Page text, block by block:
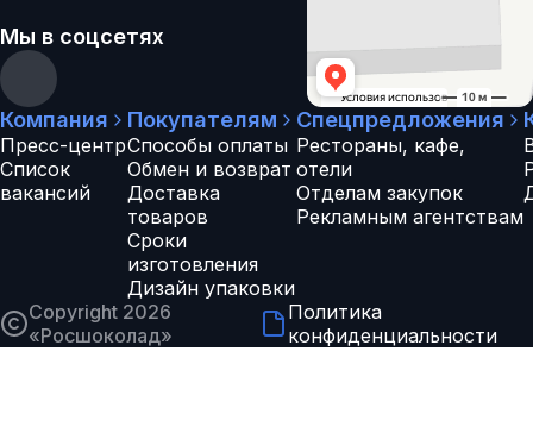
Мы в соцсетях
Компания
Пресс-центр
Список
вакансий
Покупателям
Способы оплаты
Обмен и возврат
Доставка
товаров
Сроки
изготовления
Дизайн упаковки
Спецпредложения
Рестораны, кафе,
отели
Отделам закупок
Рекламным агентствам
Copyright 2026
«Росшоколад»
Политика
конфиденциальности